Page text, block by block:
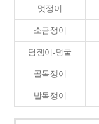
멋쟁이
소금쟁이
담쟁이-덩굴
골목쟁이
발목쟁이